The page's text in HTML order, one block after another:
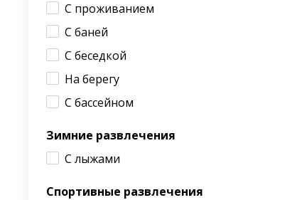
С проживанием
С баней
С беседкой
На берегу
С бассейном
Зимние развлечения
С лыжами
Спортивные развлечения